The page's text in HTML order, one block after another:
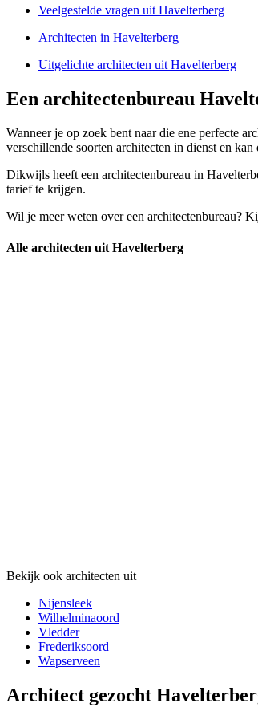
Veelgestelde vragen uit Havelterberg
Architecten in Havelterberg
Uitgelichte architecten uit Havelterberg
Een architectenbureau
Wanneer je op zoek bent naar die ene perfecte
verschillende soorten architecten in dienst en
Dikwijls heeft een architectenbureau in
tarief te krijgen.
Wil je meer weten over een architectenbureau?
Alle architecten uit Havelterberg
Bekijk ook architecten uit
Nijensleek
Wilhelminaoord
Vledder
Frederiksoord
Wapserveen
Architect gezocht